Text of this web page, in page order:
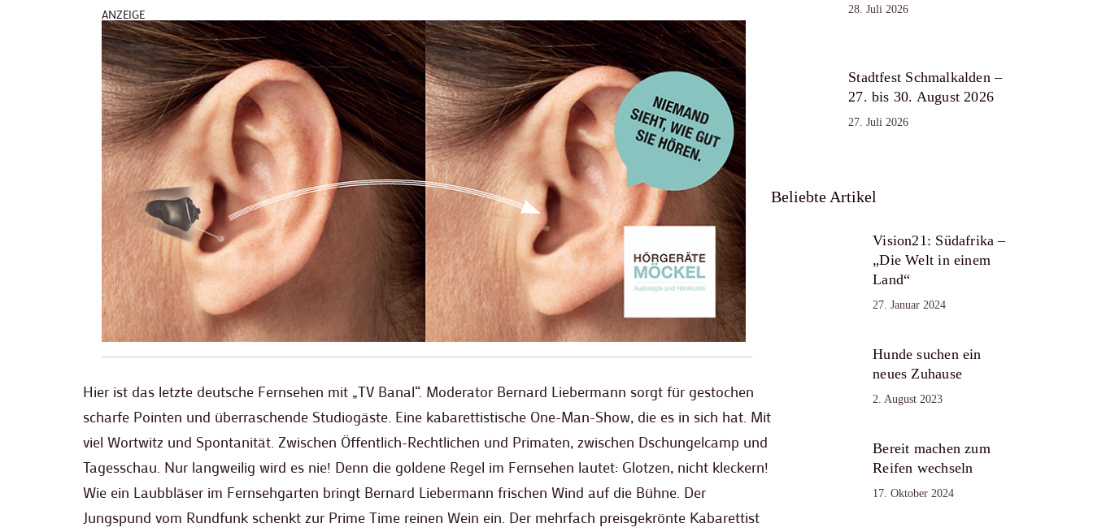
ANZEIGE
Hier ist das letzte deutsche Fernsehen mit „TV Banal“. Moderator Bernard Liebermann sorgt für gestochen
scharfe Pointen und überraschende Studiogäste. Eine kabarettistische One-Man-Show, die es in sich hat. Mit
viel Wortwitz und Spontanität. Zwischen Öffentlich-Rechtlichen und Primaten, zwischen Dschungelcamp und
Tagesschau. Nur langweilig wird es nie! Denn die goldene Regel im Fernsehen lautet: Glotzen, nicht kleckern!
Wie ein Laubbläser im Fernsehgarten bringt Bernard Liebermann frischen Wind auf die Bühne. Der
Jungspund vom Rundfunk schenkt zur Prime Time reinen Wein ein. Der mehrfach preisgekrönte Kabarettist
28. Juli 2026
Stadtfest Schmalkalden –
27. bis 30. August 2026
27. Juli 2026
Beliebte Artikel
Vision21: Südafrika –
„Die Welt in einem
Land“
27. Januar 2024
Hunde suchen ein
neues Zuhause
2. August 2023
Bereit machen zum
Reifen wechseln
17. Oktober 2024